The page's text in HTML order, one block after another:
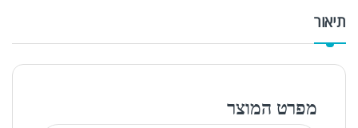
תיאור
מפרט המוצר